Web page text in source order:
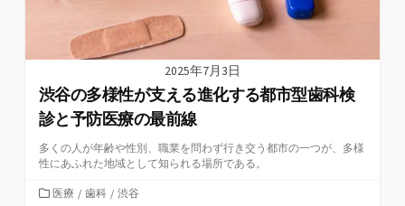
2025年7月3日
渋谷の多様性が支える進化する都市型歯科検
診と予防医療の最前線
多くの人が年齢や性別、職業を問わず行き交う都市の一つが、多様
性にあふれた地域として知られる場所である。
カ医療 / 歯科 / 渋谷